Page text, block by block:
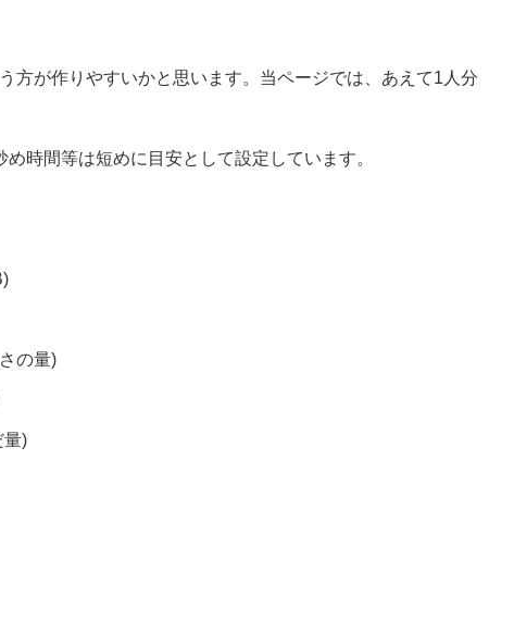
方が作りやすいかと思います。当ページでは、あえて1人分
時間等は短めに目安として設定しています。
の量)
量)